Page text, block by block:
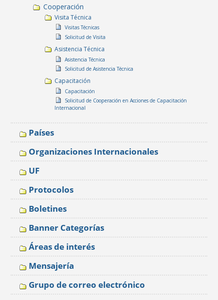
Cooperación
Visita Técnica
Visitas Técnicas
Solicitud de Visita
Asistencia Técnica
Asistencia Técnica
Solicitud de Asistencia Técnica
Capacitación
Capacitación
Solicitud de Cooperación en Acciones de Capacitación
Internacional
Países
Organizaciones Internacionales
UF
Protocolos
Boletines
Banner Categorías
Áreas de interés
Mensajería
Grupo de correo electrónico